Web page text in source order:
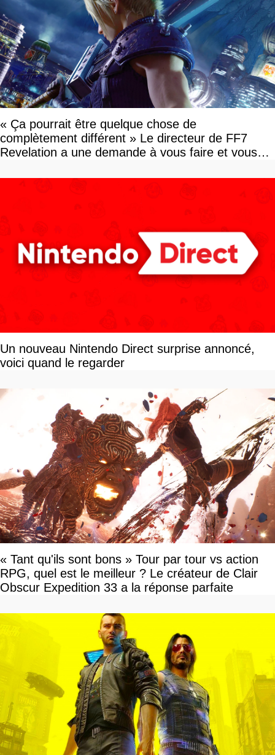
« Ça pourrait être quelque chose de
complètement différent » Le directeur de FF7
Revelation a une demande à vous faire et vous
Un nouveau Nintendo Direct surprise annoncé,
voici quand le regarder
« Tant qu'ils sont bons » Tour par tour vs action
RPG, quel est le meilleur ? Le créateur de Clair
Obscur Expedition 33 a la réponse parfaite